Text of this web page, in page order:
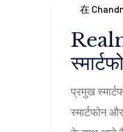
在
प्रमुख
स्मार्टफोन